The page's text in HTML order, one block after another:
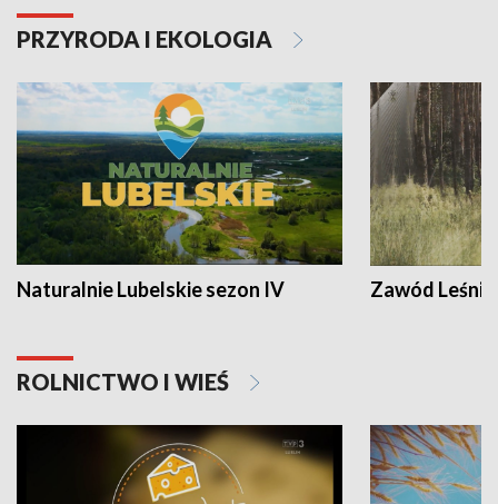
PRZYRODA I EKOLOGIA
Naturalnie Lubelskie sezon IV Zawód Leśnik
ROLNICTWO I WIEŚ